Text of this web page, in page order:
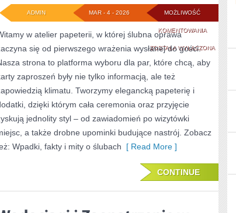
MOŻLIWOŚĆ
KOMENTOWANIAMENU
WESELNE
I
TORTY
ŚLUBNE
ZOSTAŁA WYŁĄCZONA
MAR - 4 - 2026
ADMIN
w atelier papeterii, w której ślubna oprawa
się od pierwszego wrażenia wysłanej do gości.
strona to platforma wyboru dla par, które chcą, aby
zaproszeń były nie tylko informacją, ale też
klimatu. Tworzymy elegancką papeterię i
dzięki którym cała ceremonia oraz przyjęcie
jednolity styl – od zawiadomień po wizytówki
a także drobne upominki budujące nastrój. Zobacz
Wpadki, fakty i mity o ślubach [ Read More ]
CONTINUE